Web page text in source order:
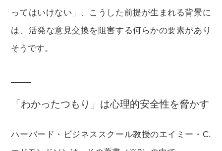
ってはいけない」、こうした前提が生まれる背景に
は、活発な意見交換を阻害する何らかの要素があり
そうです。
「わかったつもり」は心理的安全性を脅かす
ハーバード・ビジネススクール教授のエイミー・C.